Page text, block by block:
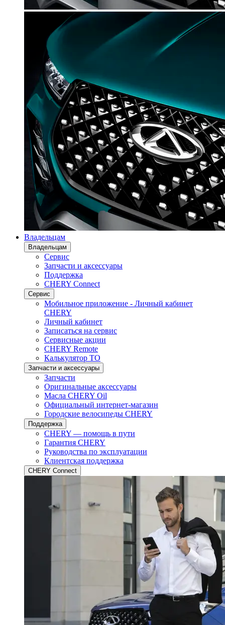
Владельцам
Владельцам
Сервис
Запчасти и аксессуары
Поддержка
CHERY Connect
Сервис
Мобильное приложение - Личный кабинет
CHERY
Личный кабинет
Записаться на сервис
Сервисные акции
CHERY Remote
Калькулятор ТО
Запчасти и аксессуары
Запчасти
Оригинальные аксессуары
Масла CHERY Oil
Официальный интернет-магазин
Городские велосипеды CHERY
Поддержка
CHERY — помощь в пути
Гарантия CHERY
Руководства по эксплуатации
Клиентская поддержка
CHERY Connect